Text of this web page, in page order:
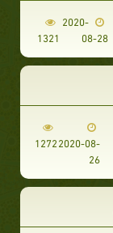
2020-
08-28
1321
2020-08-
26
1272